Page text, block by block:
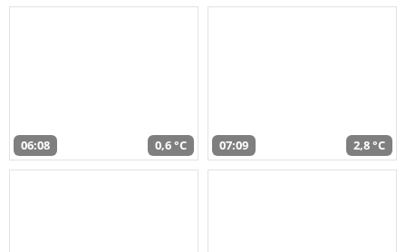
06:08 0,6 °C 07:09 2,8 °C